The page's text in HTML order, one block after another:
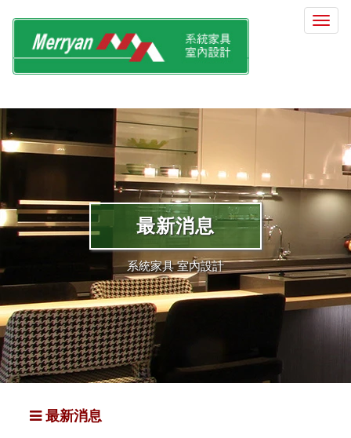
選
最新消息
系統家具 室內設計
最新消息